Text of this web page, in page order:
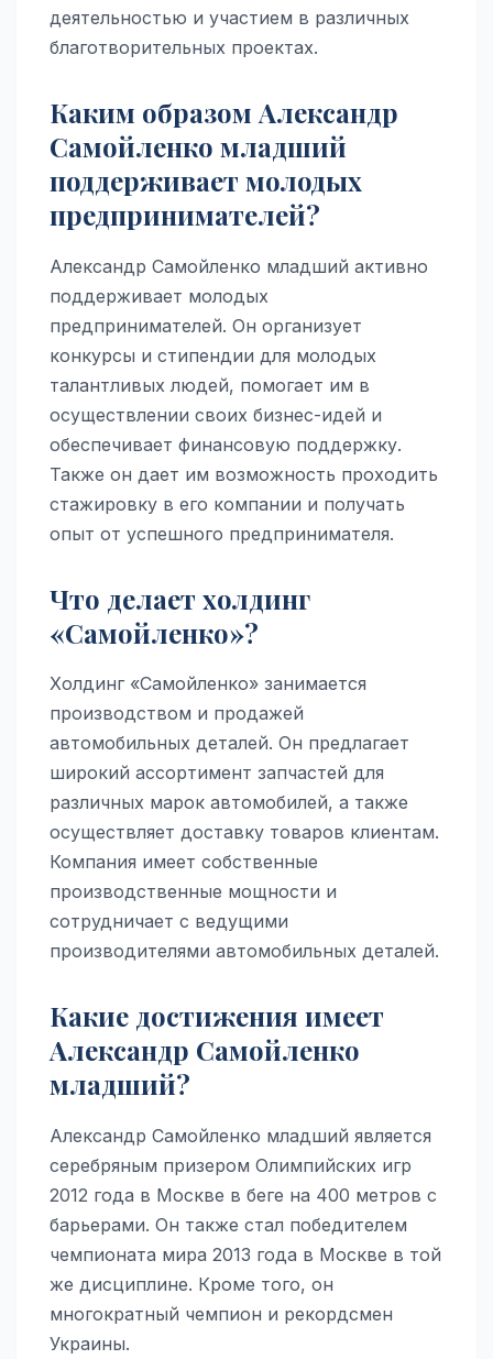
деятельностью и участием в различных
благотворительных проектах.
Каким образом Александр
Самойленко младший
поддерживает молодых
предпринимателей?
Александр Самойленко младший активно
поддерживает молодых
предпринимателей. Он организует
конкурсы и стипендии для молодых
талантливых людей, помогает им в
осуществлении своих бизнес-идей и
обеспечивает финансовую поддержку.
Также он дает им возможность проходить
стажировку в его компании и получать
опыт от успешного предпринимателя.
Что делает холдинг
«Самойленко»?
Холдинг «Самойленко» занимается
производством и продажей
автомобильных деталей. Он предлагает
широкий ассортимент запчастей для
различных марок автомобилей, а также
осуществляет доставку товаров клиентам.
Компания имеет собственные
производственные мощности и
сотрудничает с ведущими
производителями автомобильных деталей.
Какие достижения имеет
Александр Самойленко
младший?
Александр Самойленко младший является
серебряным призером Олимпийских игр
2012 года в Москве в беге на 400 метров с
барьерами. Он также стал победителем
чемпионата мира 2013 года в Москве в той
же дисциплине. Кроме того, он
многократный чемпион и рекордсмен
Украины.